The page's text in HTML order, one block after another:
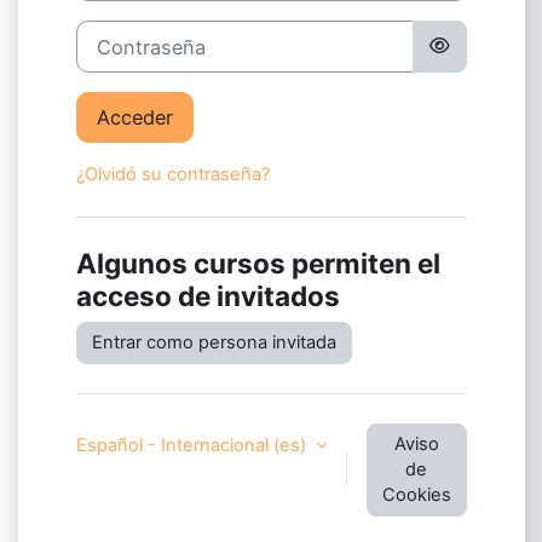
Contraseña
Acceder
¿Olvidó su contraseña?
Algunos cursos permiten el
acceso de invitados
Entrar como persona invitada
Español - Internacional ‎(es)‎
Aviso
de
Cookies